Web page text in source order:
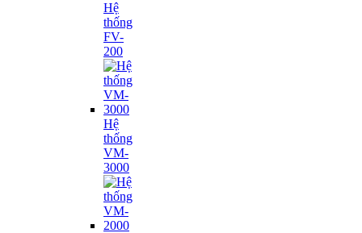
Hệ
thống
FV-
200
Hệ
thống
VM-
3000